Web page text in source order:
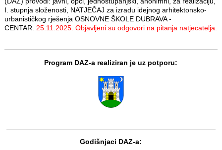
I. stupnja složenosti, NATJEČAJ za izradu idejnog arhitektonsko-
urbanističkog rješenja OSNOVNE ŠKOLE DUBRAVA -
CENTAR. 25.11.2025. Objavljeni su odgovori na pitanja natjecatelja.
Program DAZ-a realiziran je uz potporu:
Godišnjaci DAZ-a: